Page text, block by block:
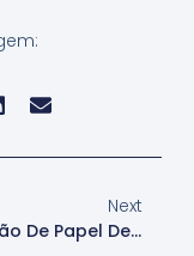
Next
Instalação De Papel De Parede Floral Para Comércio Em Alphaville